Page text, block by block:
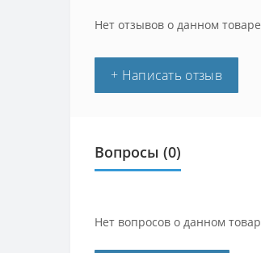
Нет отзывов о данном
+ Написать отзыв
Вопросы (0)
Нет вопросов о данном